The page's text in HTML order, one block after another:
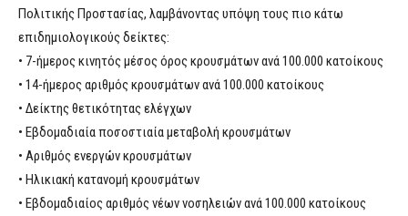
Πολιτικής Προστασίας, λαμβάνοντας υπόψη τους πιο κάτω
επιδημιολογικούς δείκτες:
• 7-ήμερος κινητός μέσος όρος κρουσμάτων ανά 100.000 κατοίκους
• 14-ήμερος αριθμός κρουσμάτων ανά 100.000 κατοίκους
• Δείκτης θετικότητας ελέγχων
• Εβδομαδιαία ποσοστιαία μεταβολή κρουσμάτων
• Αριθμός ενεργών κρουσμάτων
• Ηλικιακή κατανομή κρουσμάτων
• Εβδομαδιαίος αριθμός νέων νοσηλειών ανά 100.000 κατοίκους